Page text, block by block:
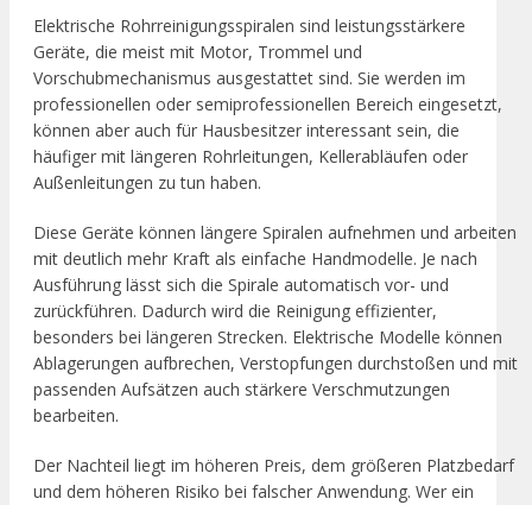
Elektrische Rohrreinigungsspiralen sind leistungsstärkere
Geräte, die meist mit Motor, Trommel und
Vorschubmechanismus ausgestattet sind. Sie werden im
professionellen oder semiprofessionellen Bereich eingesetzt,
können aber auch für Hausbesitzer interessant sein, die
häufiger mit längeren Rohrleitungen, Kellerabläufen oder
Außenleitungen zu tun haben.
Diese Geräte können längere Spiralen aufnehmen und arbeiten
mit deutlich mehr Kraft als einfache Handmodelle. Je nach
Ausführung lässt sich die Spirale automatisch vor- und
zurückführen. Dadurch wird die Reinigung effizienter,
besonders bei längeren Strecken. Elektrische Modelle können
Ablagerungen aufbrechen, Verstopfungen durchstoßen und mit
passenden Aufsätzen auch stärkere Verschmutzungen
bearbeiten.
Der Nachteil liegt im höheren Preis, dem größeren Platzbedarf
und dem höheren Risiko bei falscher Anwendung. Wer ein